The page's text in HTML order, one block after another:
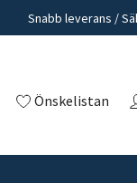
Snabb leverans /
Önskelistan